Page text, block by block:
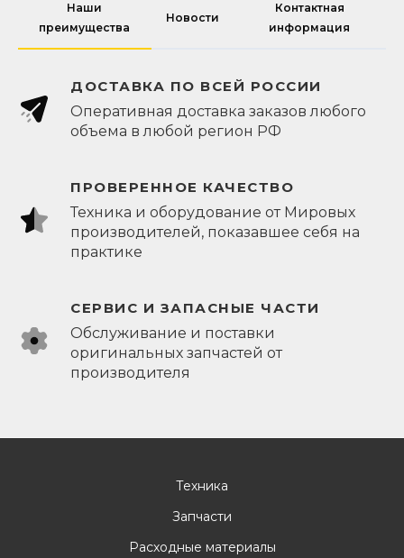
Наши
преимущества
Новости
Контактная
информация
ДОСТАВКА ПО ВСЕЙ РОССИИ
Оперативная доставка заказов любого
объема в любой регион РФ
ПРОВЕРЕННОЕ КАЧЕСТВО
Техника и оборудование от Мировых
производителей, показавшее себя на
практике
СЕРВИС И ЗАПАСНЫЕ ЧАСТИ
Обслуживание и поставки
оригинальных запчастей от
производителя
Техника
Запчасти
Расходные материалы